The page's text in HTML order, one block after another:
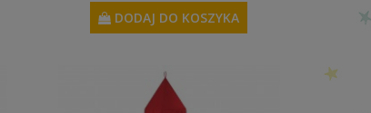
DODAJ DO KOSZYKA